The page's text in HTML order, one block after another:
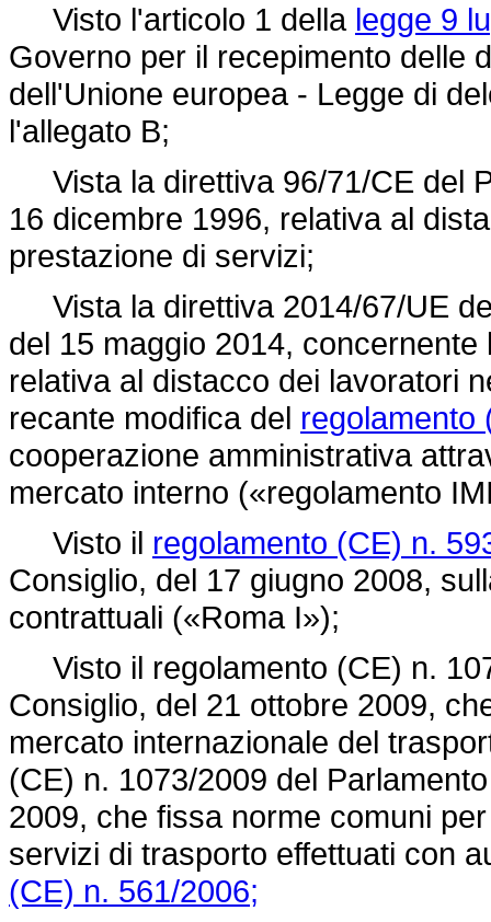
Visto l'articolo 1 della legge 9
Governo per il recepimento delle
dell'Unione europea - Legge di
l'allegato B;
Vista la direttiva 96/71/CE del
16 dicembre 1996, relativa al
prestazione di servizi;
Vista la direttiva 2014/67/UE
del 15 maggio 2014,
relativa al distacco dei lavoratori
recante modifica del regolamento
cooperazione amministrativa
mercato interno («regolamento
Visto il regolamento (CE) n.
Consiglio, del 17 giugno 2008,
contrattuali («Roma I»);
Visto il regolamento (CE) n.
Consiglio, del 21 ottobre 2009,
mercato internazionale del
(CE) n. 1073/2009 del
2009, che fissa norme comuni
servizi di trasporto effettuati con
(CE) n. 561/2006;